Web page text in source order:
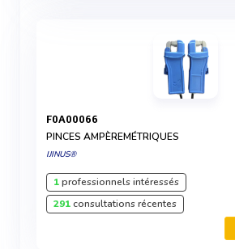
F0A00066
PINCES AMPÈREMÉTRIQUES
IJINUS®
1professionnels intéressés
291consultations récentes